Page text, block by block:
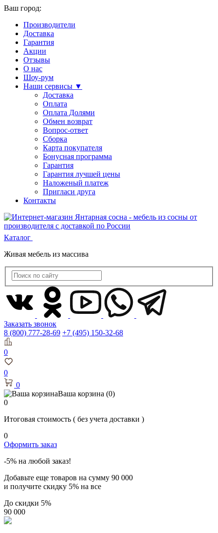
Ваш город:
Производители
Доставка
Гарантия
Акции
Отзывы
О нас
Шоу-рум
Наши сервисы ▼
Доставка
Оплата
Оплата Долями
Обмен возврат
Вопрос-ответ
Сборка
Карта покупателя
Бонусная программа
Гарантия
Гарантия лучшей цены
Наложеный платеж
Пригласи друга
Контакты
Каталог
Живая мебель из массива
Заказать звонок
8 (800) 777-28-69 +7 (495) 150-32-68
0
0
0
Ваша корзина (0)
0
Итоговая стоимость ( без учета доставки )
0
Оформить заказ
-5% на любой заказ!
Добавьте еще товаров на сумму 90 000
и получите скидку 5% на все
До скидки 5%
90 000